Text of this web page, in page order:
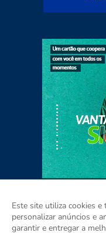
Este site utiliza cookies
personalizar anúncios e
garantir e entregar a